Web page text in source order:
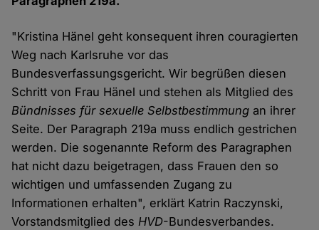
"Kristina Hänel geht konsequent ihren couragierten
Weg nach Karlsruhe vor das
Bundesverfassungsgericht. Wir begrüßen diesen
Schritt von Frau Hänel und stehen als Mitglied des
Bündnisses für sexuelle Selbstbestimmung an ihrer
Seite. Der Paragraph 219a muss endlich gestrichen
werden. Die sogenannte Reform des Paragraphen
hat nicht dazu beigetragen, dass Frauen den so
wichtigen und umfassenden Zugang zu
Informationen erhalten", erklärt Katrin Raczynski,
Vorstandsmitglied desHVD-Bundesverbandes.